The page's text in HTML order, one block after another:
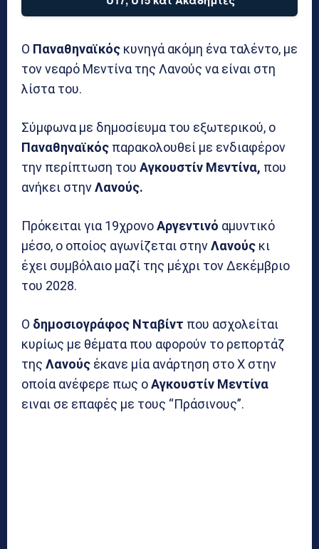
Ο Παναθηναϊκός κυνηγά ακόμη ένα ταλέντο, με
τον νεαρό Μεντίνα της Λανούς να είναι στη
λίστα του.
Σύμφωνα με δημοσίευμα του εξωτερικού, ο
Παναθηναϊκός παρακολουθεί με ενδιαφέρον
την περίπτωση του Αγκουστίν Μεντίνα, που
ανήκει στηνΛανούς.
Πρόκειται για 19χρονοΑργεντινό αμυντικό
μέσο, ο οποίος αγωνίζεται στηνΛανούς κι
έχει συμβόλαιο μαζί της μέχρι τον Δεκέμβριο
του 2028.
Ο δημοσιογράφος Νταβίντ που ασχολείται
κυρίως με θέματα που αφορούν το ρεπορτάζ
της Λανούς έκανε μία ανάρτηση στο X στην
οποία ανέφερε πως οΑγκουστίν Μεντίνα
ειναι σε επαφές με τους “Πράσινους”.